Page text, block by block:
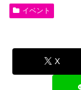
イベント
X